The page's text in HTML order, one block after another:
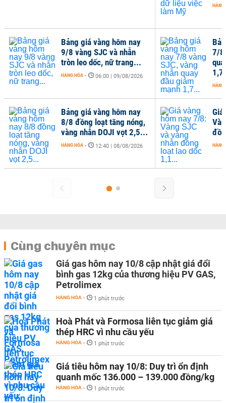
Bảng giá vàng hôm nay
9/8 vàng SJC và nhẫn
tròn leo dốc, nữ trang...
HÀNG HÓA - 06:00 | 09/08/2026
Bảng giá vàng hôm nay
8/8 đồng loạt tăng nóng,
vàng nhẫn DOJI vọt 2,5...
HÀNG HÓA - 12:40 | 08/08/2026
HÀNG
7/8
HÀNG
HÀNG
Cùng chuyên mục
Giá gas hôm nay 10/8 cập nhật giá đổi
bình gas 12kg của thương hiệu PV GAS,
Petrolimex
HÀNG HÓA - 1 phút trước
Hoà Phát và Formosa liên tục giảm giá
thép HRC vì nhu cầu yếu
HÀNG HÓA - 1 phút trước
Giá tiêu hôm nay 10/8: Duy trì ổn định
quanh mốc 136.000 – 139.000 đồng/kg
HÀNG HÓA - 1 phút trước